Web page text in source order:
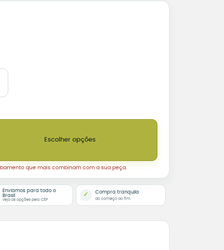
quantidade
Escolher opções
que mais combinam com a sua peça.
Enviamos para todo o
Brasil
veja as opções pelo CEP
✓ Compra tranquila
do começo ao fim